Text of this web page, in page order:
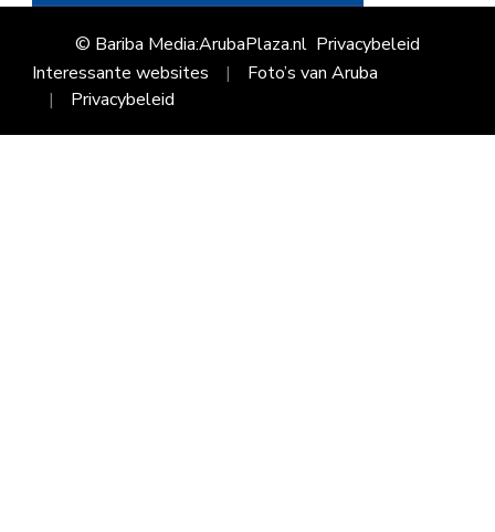
© Bariba Media:ArubaPlaza.nl Privacybeleid
Interessante websites
Foto’s van Aruba
Privacybeleid